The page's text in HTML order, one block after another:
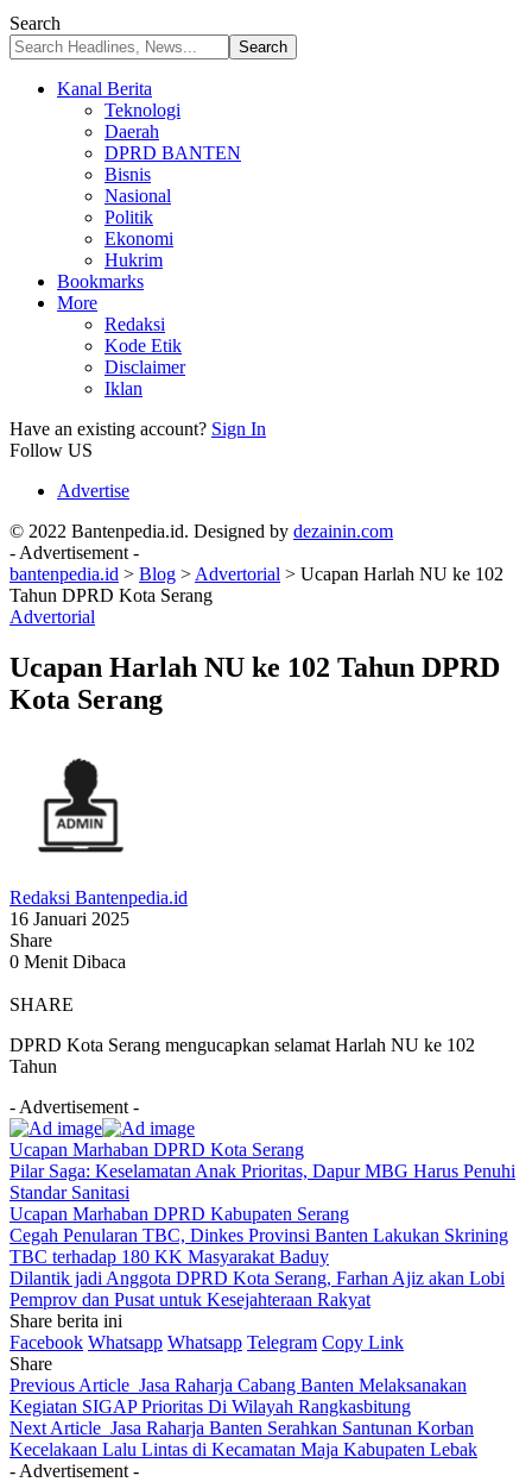
Search
Kanal Berita
Teknologi
Daerah
DPRD BANTEN
Bisnis
Nasional
Politik
Ekonomi
Hukrim
Bookmarks
More
Redaksi
Kode Etik
Disclaimer
Iklan
Have an existing account? Sign In
Follow US
Advertise
© 2022 Bantenpedia.id. Designed by dezainin.com
- Advertisement -
bantenpedia.id > Blog > Advertorial > Ucapan Harlah NU ke 102
Tahun DPRD Kota Serang
Advertorial
Ucapan Harlah NU ke 102 Tahun DPRD
Kota Serang
Redaksi Bantenpedia.id
16 Januari 2025
Share
0 Menit Dibaca
SHARE
DPRD Kota Serang mengucapkan selamat Harlah NU ke 102
Tahun
- Advertisement -
Ucapan Marhaban DPRD Kota Serang
Pilar Saga: Keselamatan Anak Prioritas, Dapur MBG Harus Penuhi
Standar Sanitasi
Ucapan Marhaban DPRD Kabupaten Serang
Cegah Penularan TBC, Dinkes Provinsi Banten Lakukan Skrining
TBC terhadap 180 KK Masyarakat Baduy
Dilantik jadi Anggota DPRD Kota Serang, Farhan Ajiz akan Lobi
Pemprov dan Pusat untuk Kesejahteraan Rakyat
Share berita ini
Facebook Whatsapp Whatsapp Telegram Copy Link
Share
Previous Article Jasa Raharja Cabang Banten Melaksanakan
Kegiatan SIGAP Prioritas Di Wilayah Rangkasbitung
Next Article Jasa Raharja Banten Serahkan Santunan Korban
Kecelakaan Lalu Lintas di Kecamatan Maja Kabupaten Lebak
- Advertisement -